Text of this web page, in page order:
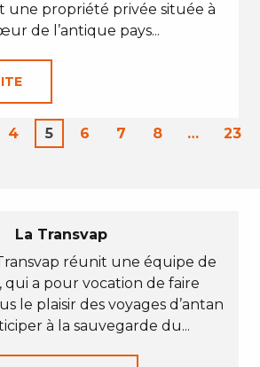
une propriété privée située à
de l’antique pays...
4 5 6 7 8 … 23
La Transvap
Transvap réunit une équipe de
qui a pour vocation de faire
le plaisir des voyages d’antan
à la sauvegarde du...